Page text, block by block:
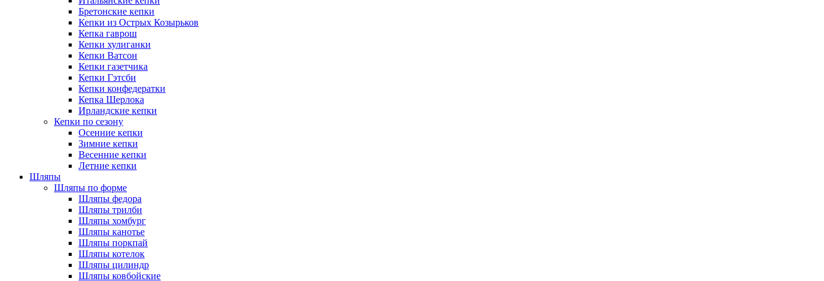
Бретонские кепки
Кепки из Острых Козырьков
Кепка гаврош
Кепки хулиганки
Кепки Ватсон
Кепки газетчика
Кепки Гэтсби
Кепки конфедератки
Кепка Шерлока
Ирландские кепки
Кепки по сезону
Осенние кепки
Зимние кепки
Весенние кепки
Летние кепки
Шляпы
Шляпы по форме
Шляпы федора
Шляпы трилби
Шляпы хомбург
Шляпы канотье
Шляпы поркпай
Шляпы котелок
Шляпы цилиндр
Шляпы ковбойские